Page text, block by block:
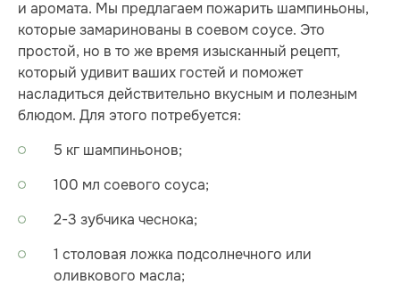
и аромата. Мы предлагаем пожарить шампиньоны,
которые замаринованы в соевом соусе. Это
простой, но в то же время изысканный рецепт,
который удивит ваших гостей и поможет
насладиться действительно вкусным и полезным
блюдом. Для этого потребуется:
5 кг шампиньонов;
100 мл соевого соуса;
2-3 зубчика чеснока;
1 столовая ложка подсолнечного или
оливкового масла;